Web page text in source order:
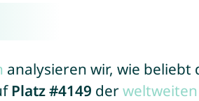
analysieren wir, wie
Platz #4149 der